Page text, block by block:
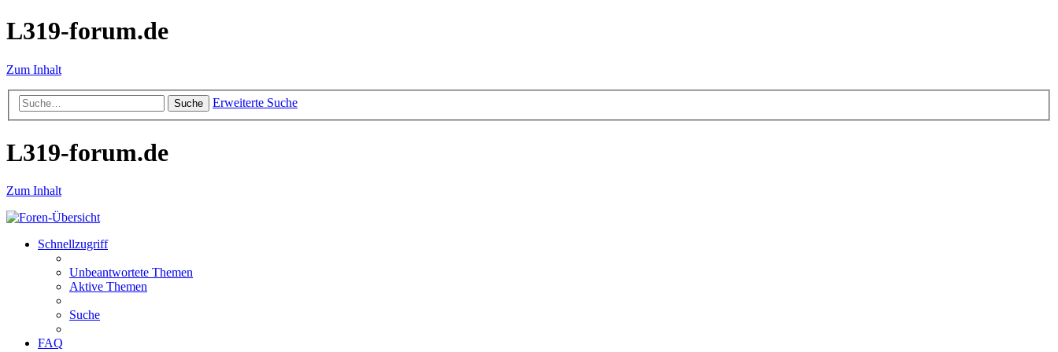
L319-forum.de
Zum Inhalt
Suche Erweiterte Suche
L319-forum.de
Zum Inhalt
Schnellzugriff
Unbeantwortete Themen
Aktive Themen
Suche
FAQ